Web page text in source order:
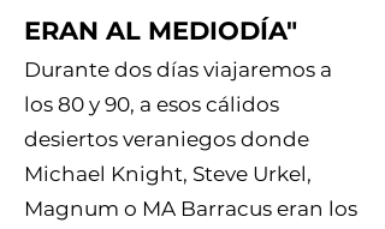
ERAN AL MEDIODÍA"
Durante dos días viajaremos a
los 80 y 90, a esos cálidos
desiertos veraniegos donde
Michael Knight, Steve Urkel,
Magnum o MA Barracus eran los